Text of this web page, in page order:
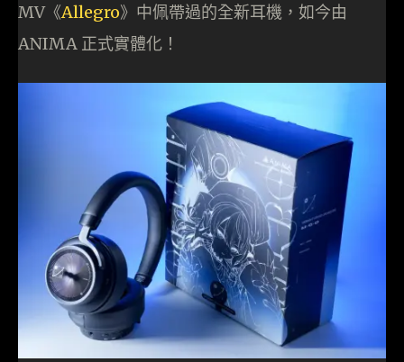
MV《Allegro》中佩帶過的全新耳機，如今由
ANIMA 正式實體化！